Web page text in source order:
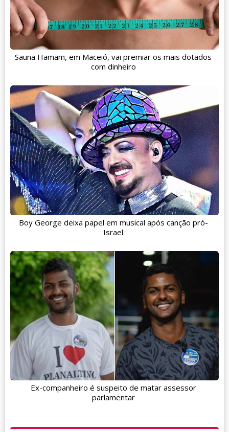
Sauna Hamam, em Maceió, vai premiar os mais dotados
com dinheiro
Boy George deixa papel em musical após canção pró-
Israel
Ex-companheiro é suspeito de matar assessor
parlamentar